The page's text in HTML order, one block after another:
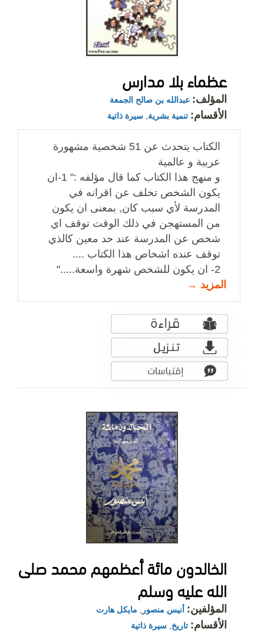
عظماء بلا مدارس
المؤلف: عبدالله بن صالح الجمعة
الأقسام: تنمية بشرية سيرة ذاتية
الكتاب يتحدث عن 51 شخصية مشهورة
عربية و عالمية
و منهج هذا الكتاب كما قال مؤلفه :" 1-ان
يكون الشخص تخلف عن اقرانه في
المدرسة لأي سبب كان, بمعنى ان يكون
من المستهجن في ذلك الوقت توقف اي
شخص عن المدرسة عند حد معين كالذي
توقف عنده اشخاص هذا الكتاب ....
2- ان يكون للشخص شهرة واسعة....."
المزيد →
الخالدون مائة أعظمهم محمد صلى
الله عليه وسلم
المؤلفين: أنيس منصور مايكل هارت
الأقسام: تاريخ سيرة ذاتية